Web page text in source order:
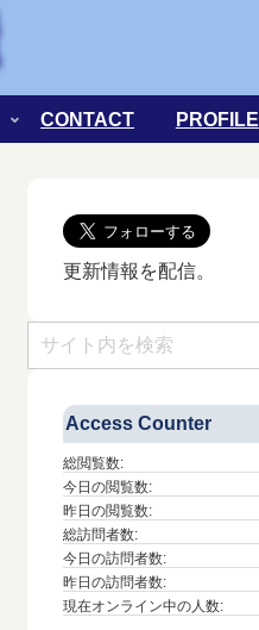
CONTACT PROFILE
更新情報を配信。
Access Counter
総閲覧数:
今日の閲覧数:
昨日の閲覧数:
総訪問者数:
今日の訪問者数:
昨日の訪問者数:
現在オンライン中の人数: